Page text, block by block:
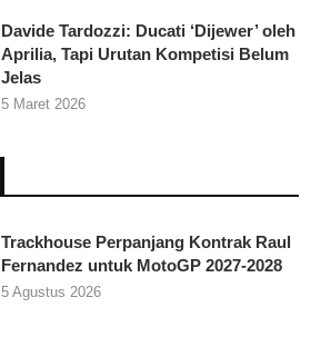
Davide Tardozzi: Ducati ‘Dijewer’ oleh
Aprilia, Tapi Urutan Kompetisi Belum
Jelas
5 Maret 2026
Trackhouse Perpanjang Kontrak Raul
Fernandez untuk MotoGP 2027-2028
5 Agustus 2026